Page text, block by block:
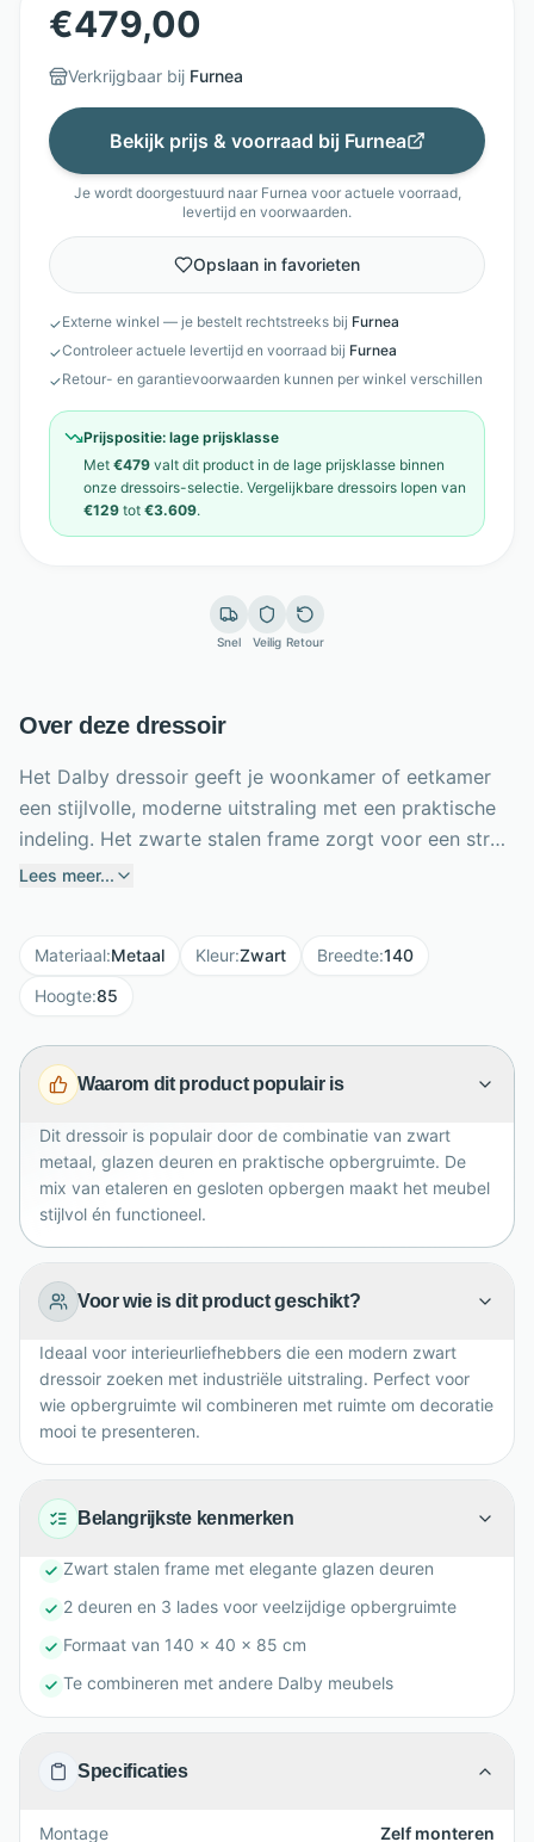
€479,00
Verkrijgbaar bij Furnea
Bekijk prijs & voorraad bij Furnea
Je wordt doorgestuurd naar Furnea voor actuele voorraad,
levertijd en voorwaarden.
Opslaan in favorieten
✓Externe winkel — je bestelt rechtstreeks bij Furnea
✓Controleer actuele levertijd en voorraad bij Furnea
✓Retour- en garantievoorwaarden kunnen per winkel verschillen
Prijspositie: lage prijsklasse
Met €479 valt dit product in de lage prijsklasse binnen
onze dressoirs-selectie. Vergelijkbare dressoirs lopen van
€129 tot €3.609.
Snel Veilig Retour
Over deze dressoir
Het Dalby dressoir geeft je woonkamer of eetkamer
een stijlvolle, moderne uitstraling met een praktische
indeling. Het zwarte stalen frame zorgt voor een strak
en industrieel karakter, terwijl de glazen deuren een
biedt dit dressoir volop ruimte zonder te overheersen.
Achter de twee glazen deuren toon je boeken, servies
netjes uit het zicht houden. Dankzij het minimalistische
ontwerp past de Dalby moeiteloos in moderne en
Lees meer...
Materiaal:Metaal Kleur:Zwart Breedte:140
Hoogte:85
Waarom dit product populair is
Dit dressoir is populair door de combinatie van zwart
metaal, glazen deuren en praktische opbergruimte. De
mix van etaleren en gesloten opbergen maakt het meubel
stijlvol én functioneel.
Voor wie is dit product geschikt?
Ideaal voor interieurliefhebbers die een modern zwart
dressoir zoeken met industriële uitstraling. Perfect voor
wie opbergruimte wil combineren met ruimte om decoratie
mooi te presenteren.
Belangrijkste kenmerken
Zwart stalen frame met elegante glazen deuren
2 deuren en 3 lades voor veelzijdige opbergruimte
Formaat van 140 x 40 x 85 cm
Te combineren met andere Dalby meubels
Specificaties
Montage Zelf monteren